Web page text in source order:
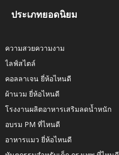
ประเภทยอดนิยม
ความสวยความงาม
ไลฟ์สไตล์
คอลลาเจน ยี่ห้อไหนดี
ผ้านวม ยี่ห้อไหนดี
โรงงานผลิตอาหารเสริมลดน้ำหนัก
อบรม PM ที่ไหนดี
อาหารแมว ยี่ห้อไหนดี